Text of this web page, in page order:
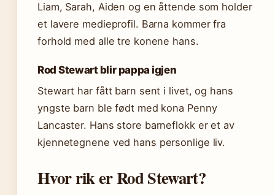
Liam, Sarah, Aiden og en åttende som holder
et lavere medieprofil. Barna kommer fra
forhold med alle tre konene hans.
Rod Stewart blir pappa igjen
Stewart har fått barn sent i livet, og hans
yngste barn ble født med kona Penny
Lancaster. Hans store barneflokk er et av
kjennetegnene ved hans personlige liv.
Hvor rik er Rod Stewart?